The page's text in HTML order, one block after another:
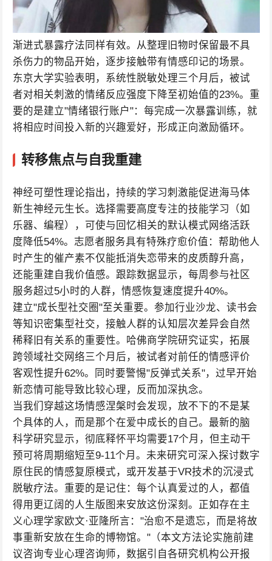
渐进式暴露疗法同样有效。从整理旧物时保留最不具
杀伤力的物品开始，逐步接触带有情感印记的场景。
东京大学实验表明，系统性脱敏处理三个月后，被试
者对相关刺激的情绪反应强度下降至初始值的23%。重
要的是建立"情绪银行账户"：每完成一次暴露训练，就
将相应时间投入新的兴趣爱好，形成正向激励循环。
转移焦点与自我重建
神经可塑性理论指出，持续的学习刺激能促进海马体
新生神经元生长。选择需要高度专注的技能学习（如
乐器、编程），可使与回忆相关的默认模式网络活跃
度降低54%。志愿者服务具有特殊疗愈价值：帮助他人
时产生的催产素不仅能抵消失恋带来的皮质醇升高，
还能重建自我价值感。跟踪数据显示，每周参与社区
服务超过5小时的人群，情感恢复速度提升40%。
建立"成长型社交圈"至关重要。参加行业沙龙、读书会
等知识密集型社交，接触人群的认知层次差异会自然
稀释旧有关系的重要性。哈佛商学院研究证实，拓展
跨领域社交网络三个月后，被试者对前任的情感评价
客观性提升62%。同时要警惕"反弹式关系"，过早开始
新恋情可能导致比较心理，反而加深执念。
当我们穿越这场情感涅槃时会发现，放不下的不是某
个具体的人，而是那个在爱中成长的自己。最新的脑
科学研究显示，彻底释怀平均需要17个月，但主动干
预可将周期缩短至9-11个月。未来研究可深入探讨数字
原住民的情感复原模式，或开发基于VR技术的沉浸式
脱敏疗法。重要的是记住：每个认真爱过的人，都值
得用更辽阔的人生版图来安放这份深刻。正如存在主
义心理学家欧文·亚隆所言："治愈不是遗忘，而是将故
事重新安放在生命的博物馆。"（本文方法论实施前建
议咨询专业心理咨询师，数据引自各研究机构公开报